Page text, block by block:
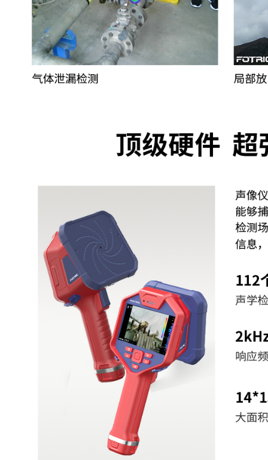
频率范围选
择
支持预先配置不同场景下的频率
中选择合适的频率范
支持手动调整频段范
泄漏模式：本机显示泄漏
频率(50/60Hz)
屏蔽周围区域，仅关注聚焦
分析软件
AnalyzIR专业声像分析
泄漏评估
自动识别泄漏点，自动评估泄漏
局放诊断
自动诊断沿面放电、悬浮放电、
电类型
图像显示
5时，1280*720像素，采用大猩
单声源，多声源，全
红蓝(Red-Blue)、铁红(Iron)、